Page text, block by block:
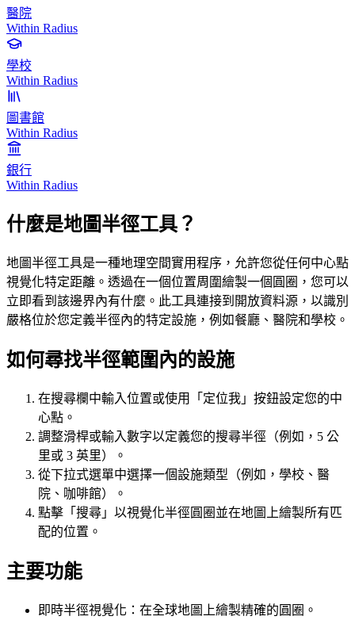
醫院
Within Radius
學校
Within Radius
圖書館
Within Radius
銀行
Within Radius
什麼是地圖半徑工具？
地圖半徑工具是一種地理空間實用程序，允許您從任何中心點
視覺化特定距離。透過在一個位置周圍繪製一個圓圈，您可以
立即看到該邊界內有什麼。此工具連接到開放資料源，以識別
嚴格位於您定義半徑內的特定設施，例如餐廳、醫院和學校。
如何尋找半徑範圍內的設施
在搜尋欄中輸入位置或使用「定位我」按鈕設定您的中
心點。
調整滑桿或輸入數字以定義您的搜尋半徑（例如，5 公
里或 3 英里）。
從下拉式選單中選擇一個設施類型（例如，學校、醫
院、咖啡館）。
點擊「搜尋」以視覺化半徑圓圈並在地圖上繪製所有匹
配的位置。
主要功能
即時半徑視覺化：在全球地圖上繪製精確的圓圈。